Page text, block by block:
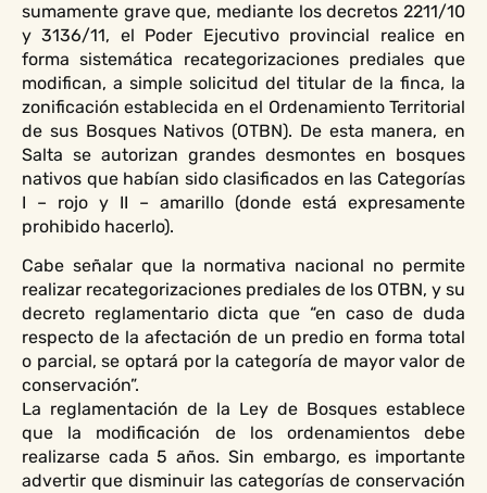
sumamente grave que, mediante los decretos 2211/10
y 3136/11, el Poder Ejecutivo provincial realice en
forma sistemática recategorizaciones prediales que
modifican, a simple solicitud del titular de la finca, la
zonificación establecida en el Ordenamiento Territorial
de sus Bosques Nativos (OTBN). De esta manera, en
Salta se autorizan grandes desmontes en bosques
nativos que habían sido clasificados en las Categorías
I – rojo y II – amarillo (donde está expresamente
prohibido hacerlo).
Cabe señalar que la normativa nacional no permite
realizar recategorizaciones prediales de los OTBN, y su
decreto reglamentario dicta que “en caso de duda
respecto de la afectación de un predio en forma total
o parcial, se optará por la categoría de mayor valor de
conservación”.
La reglamentación de la Ley de Bosques establece
que la modificación de los ordenamientos debe
realizarse cada 5 años. Sin embargo, es importante
advertir que disminuir las categorías de conservación